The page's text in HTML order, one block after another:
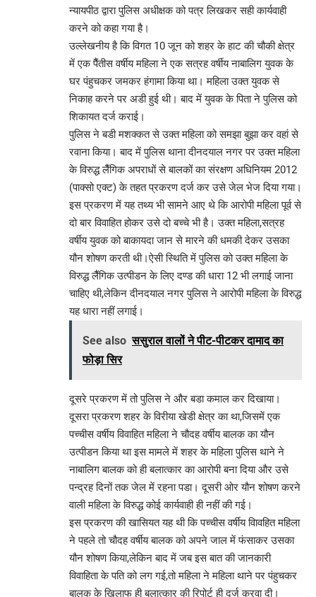
न्यायपीठ द्वारा पुलिस अधीक्षक को पत्र लिखकर सही कार्यवाही
करने को कहा गया है।
उल्लेखनीय है कि विगत 10 जून को शहर के हाट की चौकी क्षेत्र
में एक पैैंतीस वर्षीय महिला ने एक सत्रह वर्षीय नाबालिग युवक के
घर पंहुचकर जमकर हंगामा किया था। महिला उक्त युवक से
निकाह करने पर अडी हुई थी। बाद में युवक के पिता ने पुलिस को
शिकायत दर्ज कराई।
पुलिस ने बडी मशक्कत से उक्त महिला को समझा बुझा कर वहां से
रवाना किया। बाद में पुलिस थाना दीनदयाल नगर पर उक्त महिला
के विरुद्ध लैैंगिक अपराधों से बालकों का संरक्षण अधिनियम 2012
(पाक्सो एक्ट) के तहत प्रकरण दर्ज कर उसे जेल भेज दिया गया।
इस प्रकरण में यह तथ्य भी सामने आए थे कि आरोपी महिला पूर्व से
दो बार विवाहित होकर उसे दो बच्चे भी है। उक्त महिला,सत्रह
वर्षीय युवक को बाकायदा जान से मारने की धमकी देकर उसका
यौन शोषण करती थी।ऐसी स्थिति में पुलिस को उक्त महिला के
विरुद्ध लैैंगिक उत्पीडन के लिए दण्ड की धारा 12 भी लगाई जाना
चाहिए थी,लेकिन दीनदयाल नगर पुलिस ने आरोपी महिला के विरुद्ध
यह धारा नहीं लगाई।
See also ससुराल वालों ने पीट-पीटकर दामाद का
फोड़ा सिर
दूसरे प्रकरण में तो पुलिस ने और बडा कमाल कर दिखाया।
दूसरा प्रकरण शहर के विरीया खेडी क्षेत्र का था,जिसमें एक
पच्चीस वर्षीय विवाहित महिला ने चौदह वर्षीय बालक का यौन
उत्पीडन किया था इस मामले में शहर के महिला पुलिस थाने ने
नाबालिग बालक को ही बलात्कार का आरोपी बना दिया और उसे
पन्द्रह दिनों तक जेल में रहना पडा। दूसरी ओर यौन शोषण करने
वाली महिला के विरुद्ध कोई कार्यवाही ही नहीं की गई।
इस प्रकरण की खासियत यह थी कि पच्चीस वर्षीय विावहित महिला
ने पहले तो चौदह वर्षीय बालक को अपने जाल में फंसाकर उसका
यौन शोषण किया,लेकिन बाद में जब इस बात की जानकारी
विवाहिता के पति को लग गई,तो महिला ने महिला थाने पर पंहुचकर
बालक के खिलाफ ही बलात्कार की रिपोर्ट ही दर्ज करवा दी।